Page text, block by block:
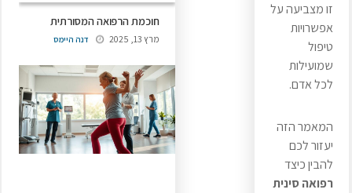
זו מצביעה על
אפשרויות
טיפול
שמועילות
לכל אדם.
המאמר הזה
יעזור לכם
להבין כיצד
רפואה סינית
חוכמת הרפואה המסורתית
דנה היימס מרץ 13, 2025